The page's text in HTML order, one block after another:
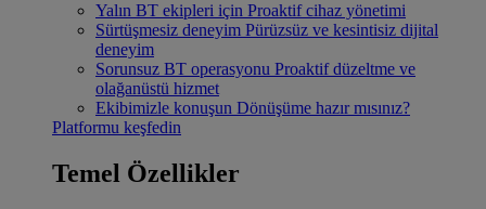
Yalın BT ekipleri için Proaktif cihaz yönetimi
Sürtüşmesiz deneyim Pürüzsüz ve kesintisiz dijital
deneyim
Sorunsuz BT operasyonu Proaktif düzeltme ve
olağanüstü hizmet
Ekibimizle konuşun Dönüşüme hazır mısınız?
Platformu keşfedin
Temel Özellikler